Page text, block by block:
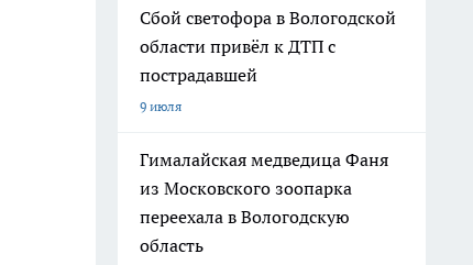
Сбой светофора в Вологодской
области привёл к ДТП с
пострадавшей
9 июля
Гималайская медведица Фаня
из Московского зоопарка
переехала в Вологодскую
область